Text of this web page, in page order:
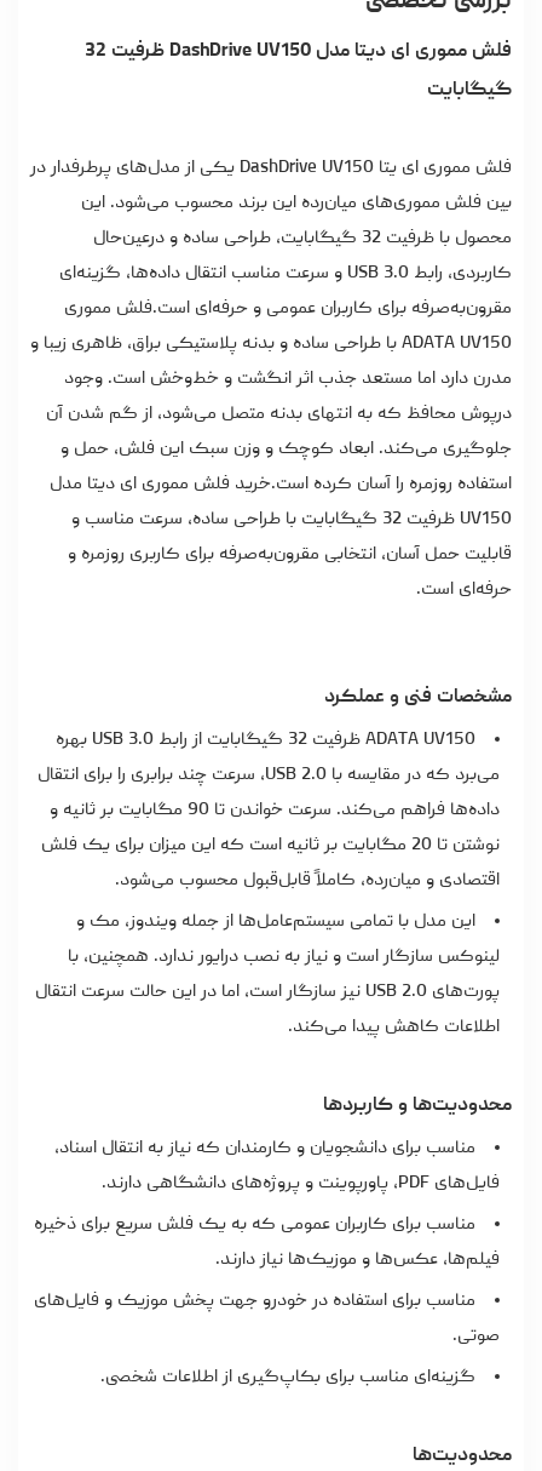
فلش مموری ای دیتا مدل DashDrive UV150 ظرفیت 32
گیگابایت
فلش مموری ای یتا DashDrive UV150 یکی از مدل‌های پرطرفدار در
بین فلش مموری‌های میان‌رده این برند محسوب می‌شود. این
محصول با ظرفیت 32 گیگابایت، طراحی ساده و درعین‌حال
کاربردی، رابط USB 3.0 و سرعت مناسب انتقال داده‌ها، گزینه‌ای
مقرون‌به‌صرفه برای کاربران عمومی و حرفه‌ای است.فلش مموری
ADATA UV150 با طراحی ساده و بدنه پلاستیکی براق، ظاهری زیبا و
مدرن دارد اما مستعد جذب اثر انگشت و خط‌وخش است. وجود
درپوش محافظ که به انتهای بدنه متصل می‌شود، از گم شدن آن
جلوگیری می‌کند. ابعاد کوچک و وزن سبک این فلش، حمل و
استفاده روزمره را آسان کرده است.خرید فلش مموری ای دیتا مدل
UV150 ظرفیت 32 گیگابایت با طراحی ساده، سرعت مناسب و
قابلیت حمل آسان، انتخابی مقرون‌به‌صرفه برای کاربری روزمره و
حرفه‌ای است.
مشخصات فنی و عملکرد
ADATA UV150 ظرفیت 32 گیگابایت از رابط USB 3.0 بهره
می‌برد که در مقایسه با USB 2.0، سرعت چند برابری را برای انتقال
داده‌ها فراهم می‌کند. سرعت خواندن تا 90 مگابایت بر ثانیه و
نوشتن تا 20 مگابایت بر ثانیه است که این میزان برای یک فلش
اقتصادی و میان‌رده، کاملاً قابل‌قبول محسوب می‌شود.
این مدل با تمامی سیستم‌عامل‌ها از جمله ویندوز، مک و
لینوکس سازگار است و نیاز به نصب درایور ندارد. همچنین، با
پورت‌های USB 2.0 نیز سازگار است، اما در این حالت سرعت انتقال
اطلاعات کاهش پیدا می‌کند.
محدودیت‌ها و کاربردها
مناسب برای دانشجویان و کارمندان که نیاز به انتقال اسناد،
فایل‌های PDF، پاورپوینت و پروژه‌های دانشگاهی دارند.
مناسب برای کاربران عمومی که به یک فلش سریع برای ذخیره
فیلم‌ها، عکس‌ها و موزیک‌ها نیاز دارند.
مناسب برای استفاده در خودرو جهت پخش موزیک و فایل‌های
صوتی.
گزینه‌ای مناسب برای بکاپ‌گیری از اطلاعات شخصی.
محدودیت‌ها